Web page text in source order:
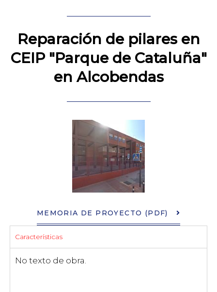
Reparación de pilares en
CEIP "Parque de Cataluña"
en Alcobendas
MEMORIA DE PROYECTO (PDF)
Características
No texto de obra.